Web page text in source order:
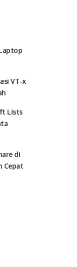
VT-x
Lists
di
Cepat